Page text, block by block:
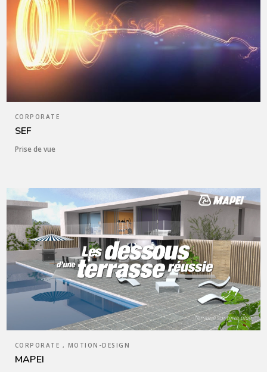
CORPORATE
SEF
Prise de vue
CORPORATE , MOTION-DESIGN
MAPEI